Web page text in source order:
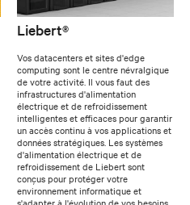
Liebert®
Vos datacenters et sites d'edge
computing sont le centre névralgique
de votre activité. Il vous faut des
infrastructures d'alimentation
électrique et de refroidissement
intelligentes et efficaces pour garantir
un accès continu à vos applications et
données stratégiques. Les systèmes
d'alimentation électrique et de
refroidissement de Liebert sont
conçus pour protéger votre
environnement informatique et